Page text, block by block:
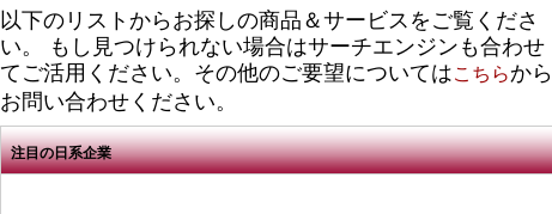
以下のリストからお探しの商品＆サービスをご覧くださ
い。 もし見つけられない場合はサーチエンジンも合わせ
てご活用ください。その他のご要望についてはこちらから
お問い合わせください。
注目の日系企業